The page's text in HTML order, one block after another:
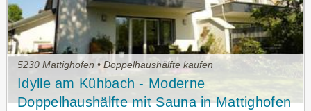
5230 Mattighofen • Doppelhaushälfte kaufen
Idylle am Kühbach - Moderne
Doppelhaushälfte mit Sauna in Mattighofen